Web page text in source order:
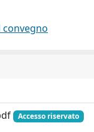
Accesso riservato